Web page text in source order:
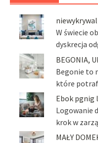
W świecie
dyskrecja
BEGONIA,
Begonie to
które
Ebok pgnig
Logowanie
krok w
MAŁY